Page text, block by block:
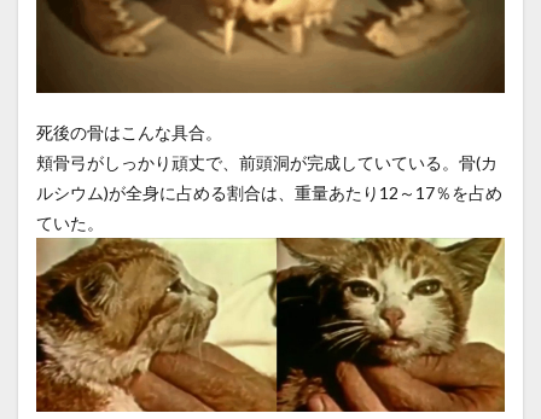
死後の骨はこんな具合。
頬骨弓がしっかり頑丈で、前頭洞が完成していている。骨(カ
ルシウム)が全身に占める割合は、重量あたり12～17％を占め
ていた。